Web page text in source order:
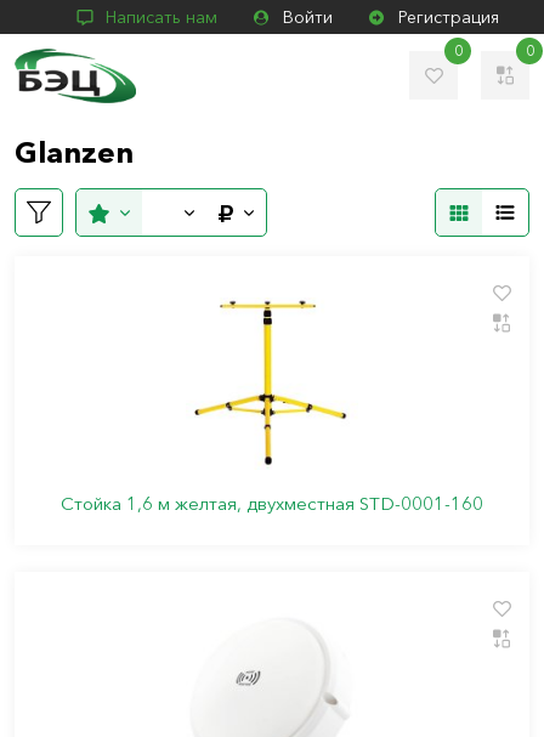
Написать нам Войти Регистрация
0 0
Glanzen
Стойка 1,6 м желтая, двухместная STD-0001-160